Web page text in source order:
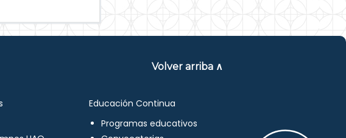
Volver arriba ∧
Educación Continua
Programas educativos